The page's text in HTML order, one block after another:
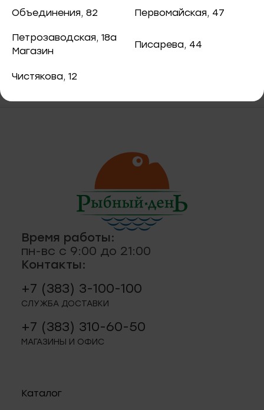
Объединения, 82 Первомайская, 47
Петрозаводская, 18а
Магазин
Писарева, 44
Чистякова, 12
рыба
риеты
приправы
2
12 (Пашино)
Лососевые палочки "ФишСтик"
Время работы:
пн-вс с 9:00 до 21:00
Контакты:
+7 (383) 3-100-100
СЛУЖБА ДОСТАВКИ
+7 (383) 310-60-50
МАГАЗИНЫ И ОФИС
Каталог